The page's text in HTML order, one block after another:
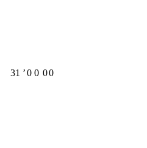
31 ʼ0 0 00